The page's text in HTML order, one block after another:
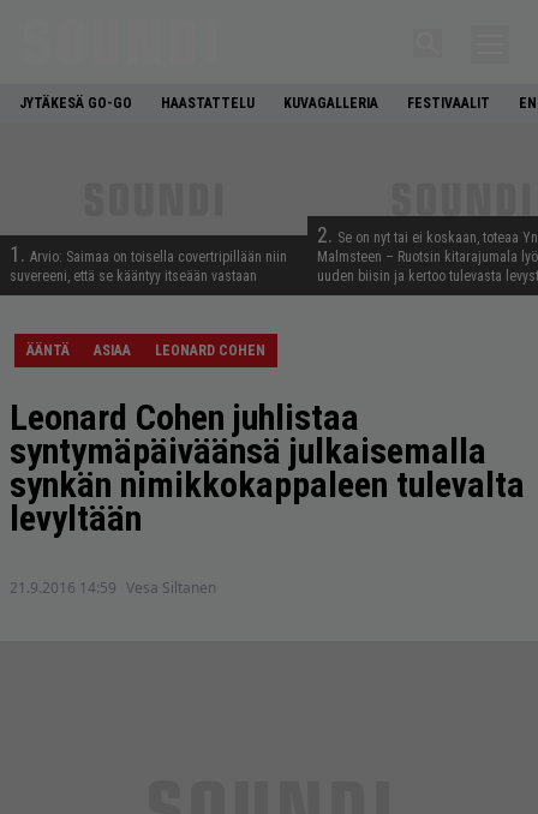
JYTÄKESÄ GO-GO HAASTATTELU KUVAGALLERIA FESTIVAALIT
1. Arvio: Saimaa on toisella covertripillään niin
suvereeni, että se kääntyy itseään vastaan
2. Se on nyt tai ei koskaan, toteaa
Malmsteen – Ruotsin kitarajumala
uuden biisin ja kertoo tulevasta
ÄÄNTÄ ASIAA LEONARD COHEN
Leonard Cohen juhlistaa
syntymäpäiväänsä julkaisemalla
synkän nimikkokappaleen tulevalta
levyltään
21.9.2016 14:59 Vesa Siltanen